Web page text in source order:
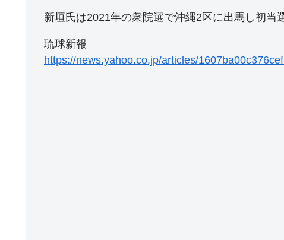
新垣氏は2021年の衆院選で沖縄2区に出馬し初当
琉球新報
https://news.yahoo.co.jp/articles/